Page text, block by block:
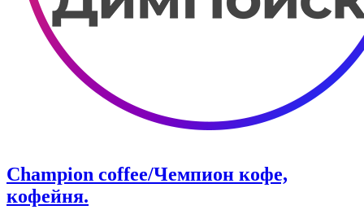
Champion coffee/Чемпион кофе,
кофейня.